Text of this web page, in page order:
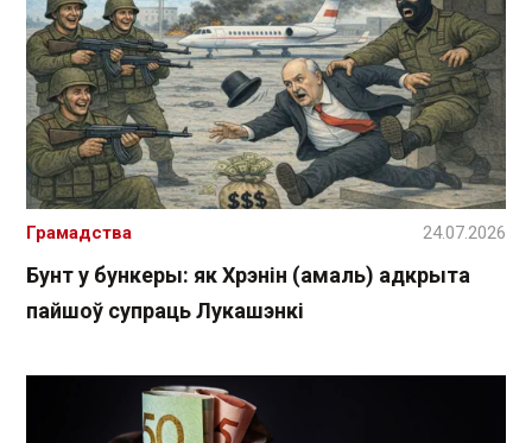
Бунт у бункеры: як Хрэнін (амаль) адкрыта
пайшоў супраць Лукашэнкі
Грамадства 24.07.2026